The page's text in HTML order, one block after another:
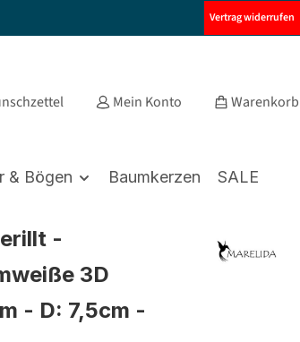
Vertrag widerrufen
Mein Konto Warenkorb
& Bögen Baumkerzen SALE
-
3D
- D: 7,5cm -